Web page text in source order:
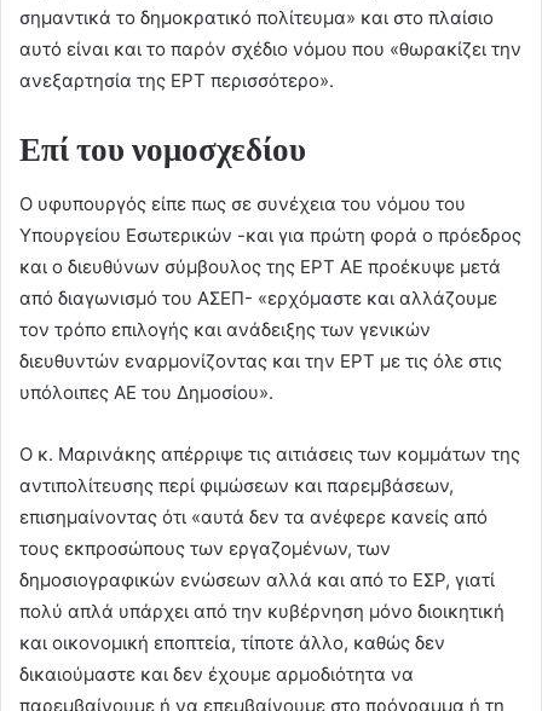
σημαντικά το δημοκρατικό πολίτευμα» και στο πλαίσιο
αυτό είναι και το παρόν σχέδιο νόμου που «θωρακίζει την
ανεξαρτησία της ΕΡΤ περισσότερο».
Επί του νομοσχεδίου
Ο υφυπουργός είπε πως σε συνέχεια του νόμου του
Υπουργείου Εσωτερικών -και για πρώτη φορά ο πρόεδρος
και ο διευθύνων σύμβουλος της ΕΡΤ ΑΕ προέκυψε μετά
από διαγωνισμό του ΑΣΕΠ- «ερχόμαστε και αλλάζουμε
τον τρόπο επιλογής και ανάδειξης των γενικών
διευθυντών εναρμονίζοντας και την ΕΡΤ με τις όλε στις
υπόλοιπες ΑΕ του Δημοσίου».
Ο κ. Μαρινάκης απέρριψε τις αιτιάσεις των κομμάτων της
αντιπολίτευσης περί φιμώσεων και παρεμβάσεων,
επισημαίνοντας ότι «αυτά δεν τα ανέφερε κανείς από
τους εκπροσώπους των εργαζομένων, των
δημοσιογραφικών ενώσεων αλλά και από το ΕΣΡ, γιατί
πολύ απλά υπάρχει από την κυβέρνηση μόνο διοικητική
και οικονομική εποπτεία, τίποτε άλλο, καθώς δεν
δικαιούμαστε και δεν έχουμε αρμοδιότητα να
παρεμβαίνουμε ή να επεμβαίνουμε στο πρόγραμμα ή τη